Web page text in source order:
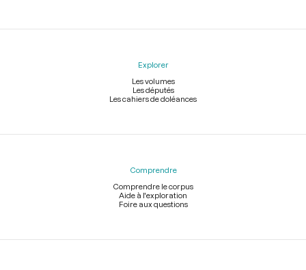
Explorer
Les volumes
Les députés
Les cahiers de doléances
Comprendre
Comprendre le corpus
Aide à l'exploration
Foire aux questions